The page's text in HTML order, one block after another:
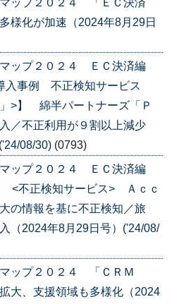
様化が加速（2024年8月29日
マップ２０２４ ＥＣ決済編
事例 不正検知サービス
」>】 綿半パートナーズ「Ｐ
／不正利用が９割以上減少
08/30) (0793)
マップ２０２４ ＥＣ決済編
<不正検知サービス> Ａｃｃ
の情報を基に不正検知／旅
（2024年8月29日号）('24/08/
マップ２０２４ 「ＣＲＭ
大、支援領域も多様化（2024